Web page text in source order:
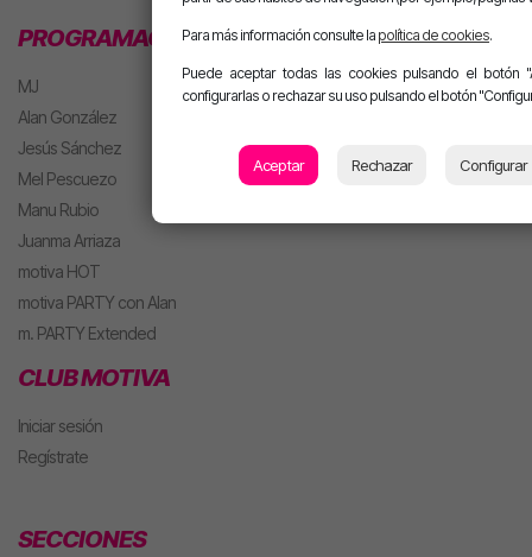
PROGRAMACIÓN
MJ
Alan González
Jesús Sánchez
Mel Pescuezo
Manu Rubio
Juanma Arriaza
motiva HOT
motiva PARTY con Alan
m. PARTY Extended
CLUB MOTIVA
Iniciar sesión
Regístrate
SECCIONES
Para más información consulte la política de cookies.
Puede aceptar todas las cookies pulsando el botón
configurarlas o rechazar su uso pulsando el botón
Aceptar Rechazar Configurar